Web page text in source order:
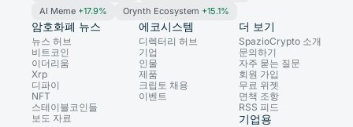
AI Meme +17.9% Orynth Ecosystem +15.1%
암호화폐 뉴스
뉴스 허브
비트코인
이더리움
Xrp
디파이
NFT
스테이블코인들
보도 자료
에코시스템
디렉터리 허브
기업
인물
제품
크립토 채용
이벤트
더 보기
SpazioCrypto 소개
문의하기
자주 묻는 질문
회원 가입
무료 위젯
면책 조항
RSS 피드
기업용